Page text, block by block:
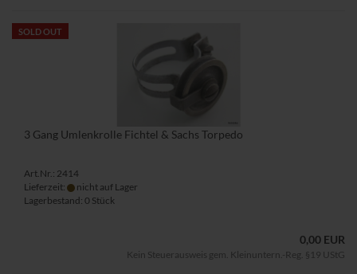
SOLD OUT
3 Gang Umlenkrolle Fichtel & Sachs Torpedo
Art.Nr.: 2414
Lieferzeit:
nicht auf Lager
Lagerbestand: 0 Stück
0,00 EUR
Kein Steuerausweis gem. Kleinuntern.-Reg. §19 UStG